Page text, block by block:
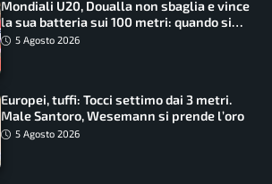
Mondiali U20, Doualla non sbaglia e vince
la sua batteria sui 100 metri: quando si
disputano le finali
5 Agosto 2026
Europei, tuffi: Tocci settimo dai 3 metri.
Male Santoro, Wesemann si prende l’oro
5 Agosto 2026